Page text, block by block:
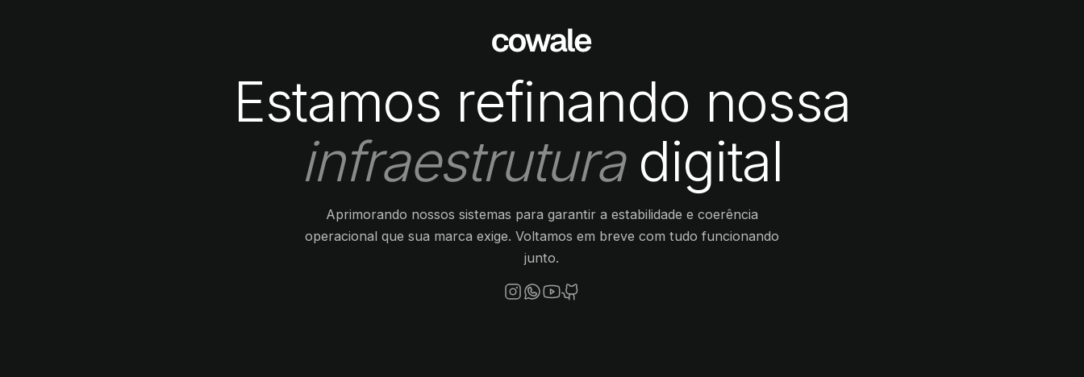
Estamos refinando nossa
infraestruturadigital
Aprimorando nossos sistemas para garantir a estabilidade e coerência
operacional que sua marca exige. Voltamos em breve com tudo funcionando
junto.